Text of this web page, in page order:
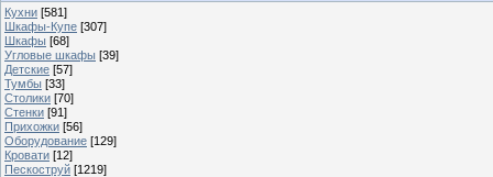
Кухни [581]
Шкафы-Купе [307]
Шкафы [68]
Угловые шкафы [39]
Детские [57]
Тумбы [33]
Столики [70]
Стенки [91]
Прихожки [56]
Оборудование [129]
Кровати [12]
Пескоструй [1219]